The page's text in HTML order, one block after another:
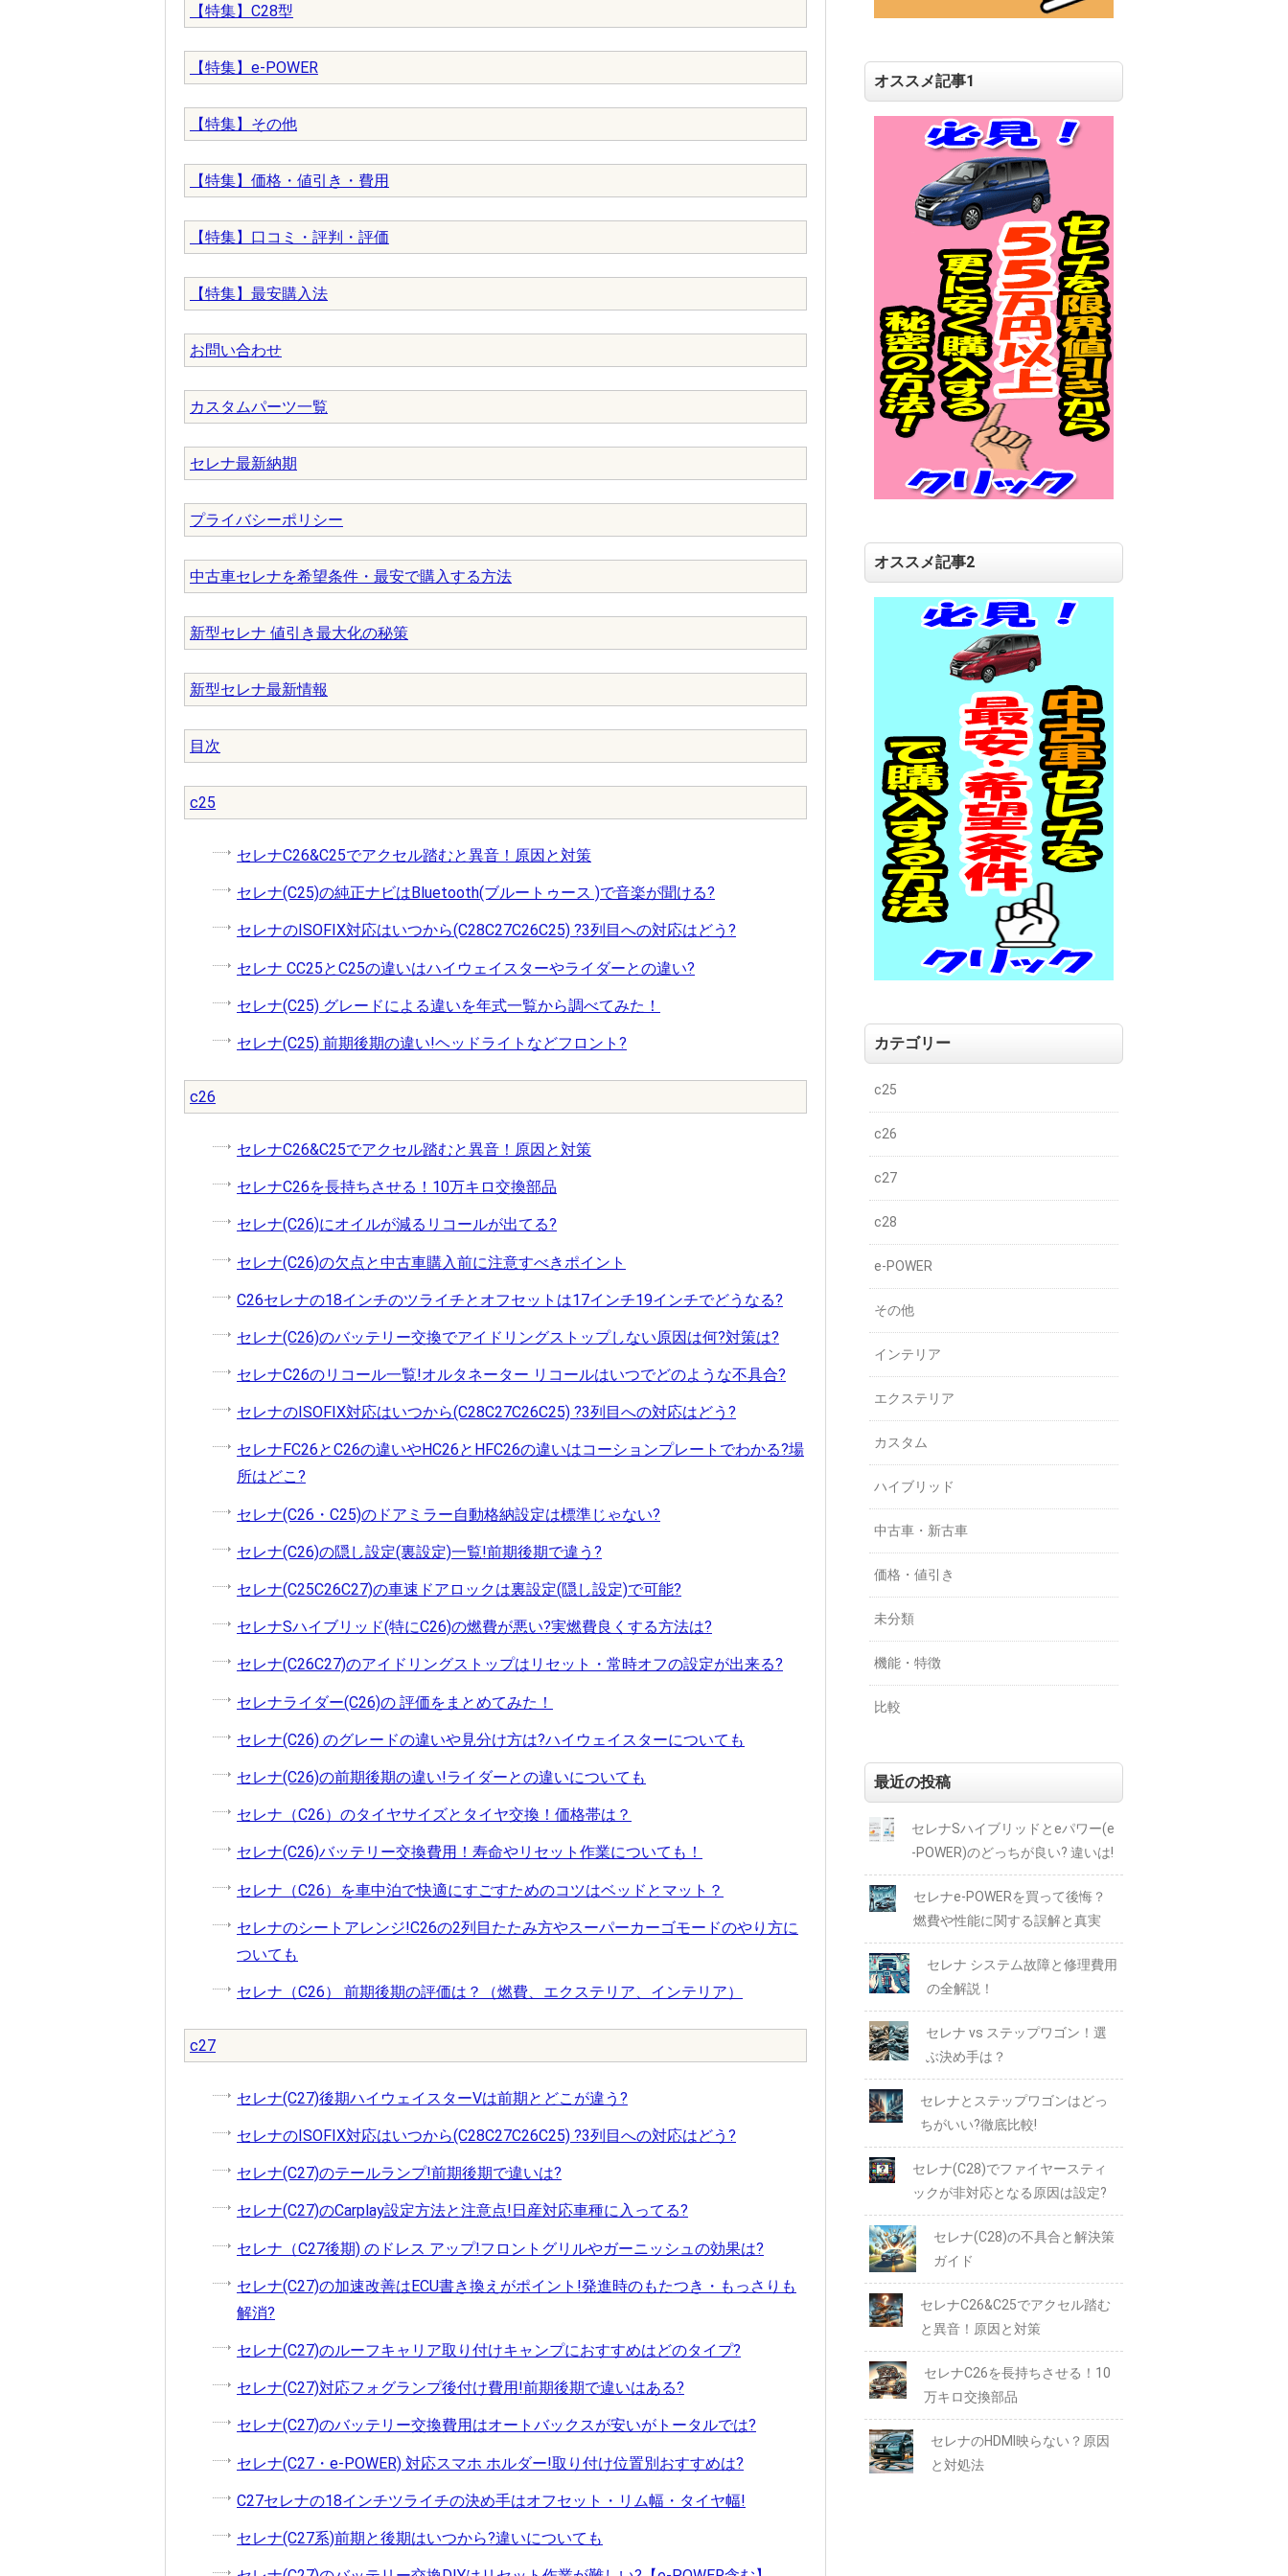
【特集】C28型
【特集】e-POWER
【特集】その他
【特集】価格・値引き・費用
【特集】口コミ・評判・評価
【特集】最安購入法
お問い合わせ
カスタムパーツ一覧
セレナ最新納期
プライバシーポリシー
中古車セレナを希望条件・最安で購入する方法
新型セレナ 値引き最大化の秘策
新型セレナ最新情報
目次
c25
セレナC26&C25でアクセル踏むと異音！原因と対策
セレナ(C25)の純正ナビはBluetooth(ブルートゥース )で音楽が聞ける?
セレナのISOFIX対応はいつから(C28C27C26C25) ?3列目への対応はどう?
セレナ CC25とC25の違いはハイウェイスターやライダーとの違い?
セレナ(C25) グレードによる違いを年式一覧から調べてみた！
セレナ(C25) 前期後期の違い!ヘッドライトなどフロント?
c26
セレナC26&C25でアクセル踏むと異音！原因と対策
セレナC26を長持ちさせる！10万キロ交換部品
セレナ(C26)にオイルが減るリコールが出てる?
セレナ(C26)の欠点と中古車購入前に注意すべきポイント
C26セレナの18インチのツライチとオフセットは17インチ19インチでどうなる?
セレナ(C26)のバッテリー交換でアイドリングストップしない原因は何?対策は?
セレナC26のリコール一覧!オルタネーター リコールはいつでどのような不具合?
セレナのISOFIX対応はいつから(C28C27C26C25) ?3列目への対応はどう?
セレナFC26とC26の違いやHC26とHFC26の違いはコーションプレートでわかる?場
所はどこ?
セレナ(C26・C25)のドアミラー自動格納設定は標準じゃない?
セレナ(C26)の隠し設定(裏設定)一覧!前期後期で違う?
セレナ(C25C26C27)の車速ドアロックは裏設定(隠し設定)で可能?
セレナSハイブリッド(特にC26)の燃費が悪い?実燃費良くする方法は?
セレナ(C26C27)のアイドリングストップはリセット・常時オフの設定が出来る?
セレナライダー(C26)の 評価をまとめてみた！
セレナ(C26) のグレードの違いや見分け方は?ハイウェイスターについても
セレナ(C26)の前期後期の違い!ライダーとの違いについても
セレナ（C26）のタイヤサイズとタイヤ交換！価格帯は？
セレナ(C26)バッテリー交換費用！寿命やリセット作業についても！
セレナ（C26）を車中泊で快適にすごすためのコツはベッドとマット？
セレナのシートアレンジ!C26の2列目たたみ方やスーパーカーゴモードのやり方に
ついても
セレナ（C26） 前期後期の評価は？（燃費、エクステリア、インテリア）
c27
セレナ(C27)後期ハイウェイスターVは前期とどこが違う?
セレナのISOFIX対応はいつから(C28C27C26C25) ?3列目への対応はどう?
セレナ(C27)のテールランプ!前期後期で違いは?
セレナ(C27)のCarplay設定方法と注意点!日産対応車種に入ってる?
セレナ（C27後期) のドレス アップ!フロントグリルやガーニッシュの効果は?
セレナ(C27)の加速改善はECU書き換えがポイント!発進時のもたつき・もっさりも
解消?
セレナ(C27)のルーフキャリア取り付けキャンプにおすすめはどのタイプ?
セレナ(C27)対応フォグランプ後付け費用!前期後期で違いはある?
セレナ(C27)のバッテリー交換費用はオートバックスが安いがトータルでは?
セレナ(C27・e-POWER) 対応スマホ ホルダー!取り付け位置別おすすめは?
C27セレナの18インチツライチの決め手はオフセット・リム幅・タイヤ幅!
セレナ(C27系)前期と後期はいつから?違いについても
オススメ記事1
オススメ記事2
カテゴリー
c25
c26
c27
c28
e-POWER
その他
インテリア
エクステリア
カスタム
ハイブリッド
中古車・新古車
価格・値引き
未分類
機能・特徴
比較
最近の投稿
セレナSハイブリッドとeパワー(e
-POWER)のどっちが良い? 違いは!
セレナe-POWERを買って後悔？
燃費や性能に関する誤解と真実
セレナ システム故障と修理費用
の全解説！
セレナ vs ステップワゴン！選
ぶ決め手は？
セレナとステップワゴンはどっ
ちがいい?徹底比較!
セレナ(C28)でファイヤースティ
ックが非対応となる原因は設定?
セレナ(C28)の不具合と解決策
ガイド
セレナC26&C25でアクセル踏む
と異音！原因と対策
セレナC26を長持ちさせる！10
万キロ交換部品
セレナのHDMI映らない？原因
と対処法